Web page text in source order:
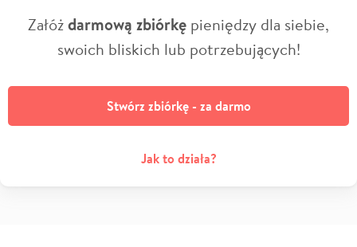
Załóżdarmową zbiórkę pieniędzy dla siebie,
swoich bliskich lub potrzebujących!
Stwórz zbiórkę - za darmo
Jak to działa?